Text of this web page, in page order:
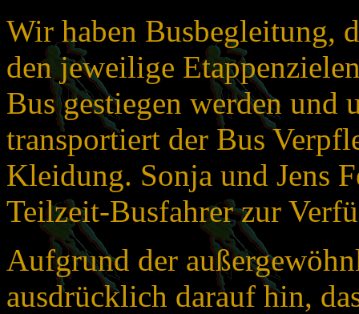
Wir haben Busbegleitung,
den jeweilige
Bus gestiegen werden und
transportiert der Bus
Kleidung. Sonja und Jens
Teilzeit-Busfahrer zur
Aufgrund der
ausdrücklich darauf hin,